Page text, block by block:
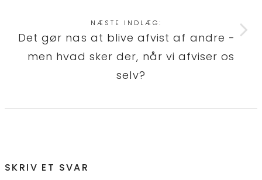
NÆSTE INDLÆG:
Det gør nas at blive afvist af andre -
men hvad sker der, når vi afviser os
selv?
SKRIV ET SVAR